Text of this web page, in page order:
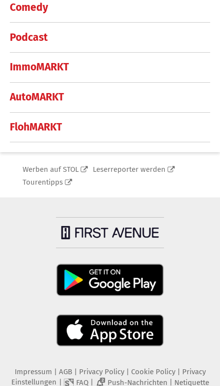
Comedy
Podcast
ImmoMARKT
AutoMARKT
FlohMARKT
Werben auf STOL
Leserreporter werden
Tourentipps
Impressum AGB Privacy Policy| Cookie Policy| Privacy
Einstellungen
FAQ| 2 Push-Nachrichten Netiquette